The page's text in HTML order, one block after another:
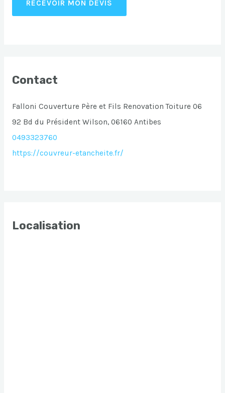
RECEVOIR MON DEVIS
Contact
Falloni Couverture Père et Fils Renovation Toiture 06
92 Bd du Président Wilson, 06160 Antibes
0493323760
https://couvreur-etancheite.fr/
Localisation